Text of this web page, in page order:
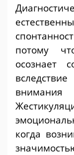
потому
осознает
когда